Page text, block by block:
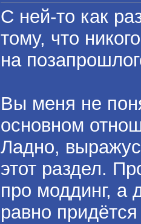
C ней-то как
тому, что
на
Вы меня не
основном
Ладно,
этот раздел.
про моддинг, а
равно